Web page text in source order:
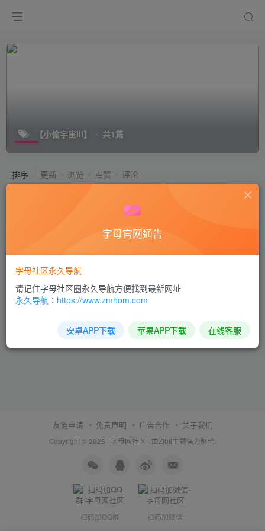
【小偷宇宙III】 共1篇
排序 更新 浏览 点赞 评论
气质女王_【小偷宇宙III】瑶酱放学回
家爆踹小偷_在线视频高清播放
付费视频 50
友链申请 免责声明 广告合作 关于我们
Copyright © 2025 · 字母网社区 · 由Zibll主题强力驱动.
扫码加QQ群 扫码加微信
字母官网通告
字母社区永久导航
请记住字母社区圈永久导航方便找到最新网址
永久导航：https://www.zmhom.com
安卓APP下载 苹果APP下载 在线客服